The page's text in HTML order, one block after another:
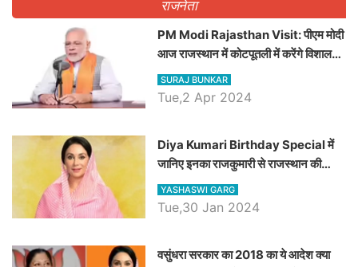
राजनेता
PM Modi Rajasthan Visit: पीएम मोदी
आज राजस्थान में कोटपूतली में करेंगे विशाल
रैली, एक सभा से 8 सीटों पर साधेगें निशाना
SURAJ BUNKAR
Tue,2 Apr 2024
Diya Kumari Birthday Special में
जानिए इनका राजकुमारी से राजस्थान की
डिप्टी सीएम बनने तक का सफर, एक क्लिक में
जाने पूरा जीवन परिचय
YASHASWI GARG
Tue,30 Jan 2024
वसुंधरा सरकार का 2018 का ये आदेश क्या